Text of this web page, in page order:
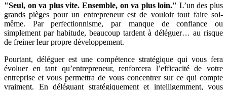
"Seul, on va plus vite. Ensemble, on va plus loin." L’un des plus
grands pièges pour un entrepreneur est de vouloir tout faire soi-
même. Par perfectionnisme, par manque de confiance ou
simplement par habitude, beaucoup tardent à déléguer… au risque
de freiner leur propre développement.
Pourtant, déléguer est une compétence stratégique qui vous fera
évoluer en tant qu’entrepreneur, renforcera l’efficacité de votre
entreprise et vous permettra de vous concentrer sur ce qui compte
vraiment. En déléguant stratégiquement et intelligemment, vous